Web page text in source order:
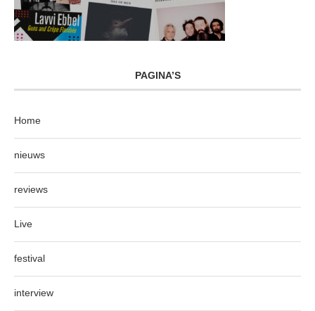
PAGINA’S
Home
nieuws
reviews
Live
festival
interview